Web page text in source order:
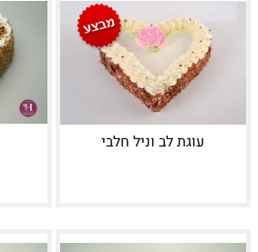
עוגת לב וניל חלבי